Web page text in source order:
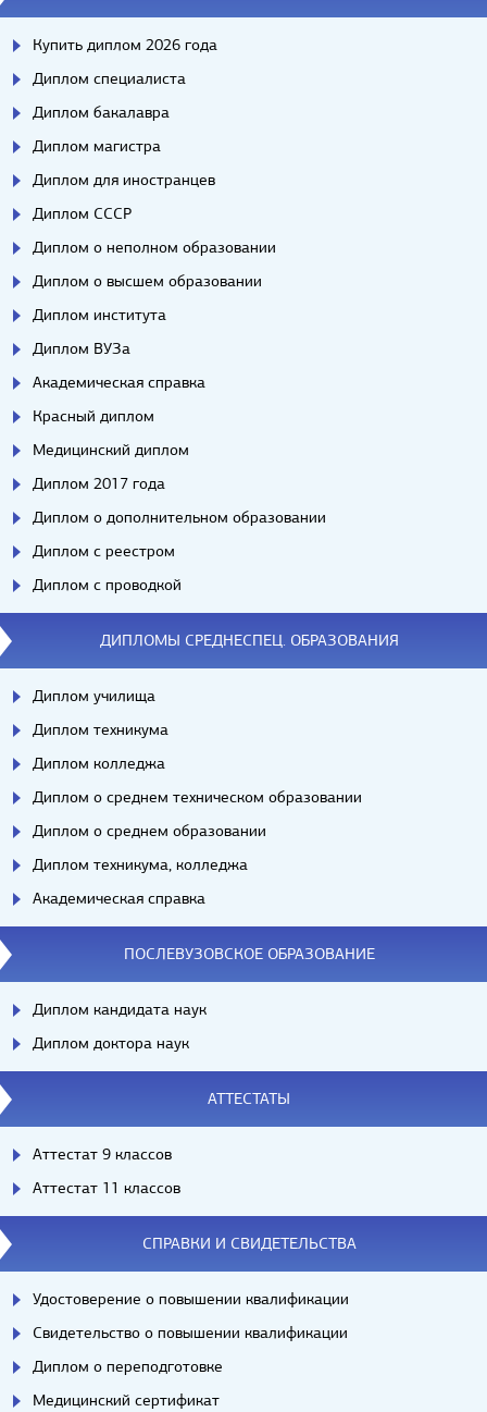
Купить диплом 2026 года
Диплом специалиста
Диплом бакалавра
Диплом магистра
Диплом для иностранцев
Диплом СССР
Диплом о неполном образовании
Диплом о высшем образовании
Диплом института
Диплом ВУЗа
Академическая справка
Красный диплом
Медицинский диплом
Диплом 2017 года
Диплом о дополнительном образовании
Диплом с реестром
Диплом с проводкой
ДИПЛОМЫ СРЕДНЕСПЕЦ. ОБРАЗОВАНИЯ
Диплом училища
Диплом техникума
Диплом колледжа
Диплом о среднем техническом образовании
Диплом о среднем образовании
Диплом техникума, колледжа
Академическая справка
ПОСЛЕВУЗОВСКОЕ ОБРАЗОВАНИЕ
Диплом кандидата наук
Диплом доктора наук
АТТЕСТАТЫ
Аттестат 9 классов
Аттестат 11 классов
СПРАВКИ И СВИДЕТЕЛЬСТВА
Удостоверение о повышении квалификации
Свидетельство о повышении квалификации
Диплом о переподготовке
Медицинский сертификат